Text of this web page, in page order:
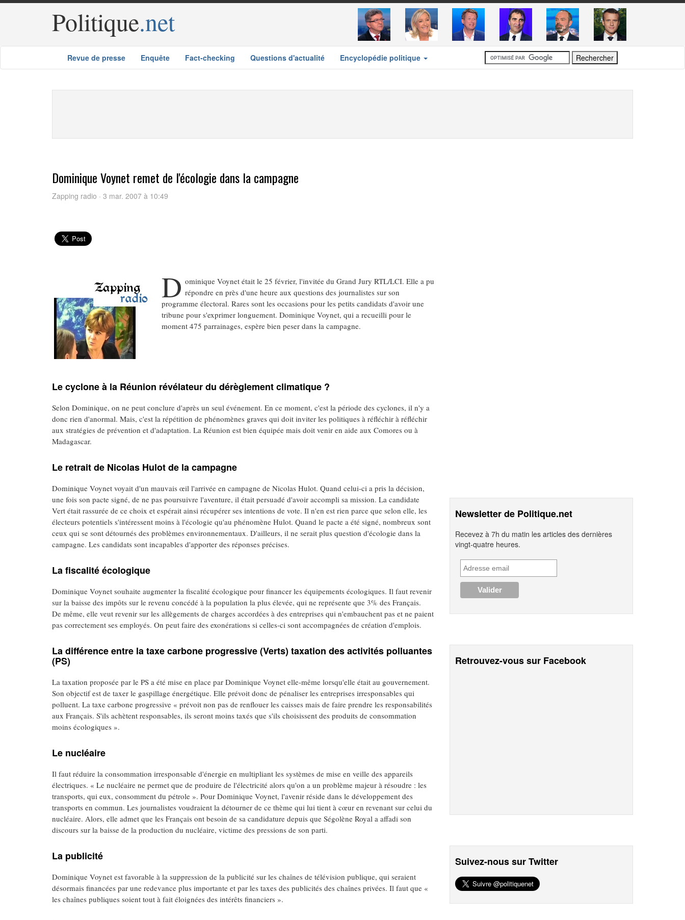
Politique.net
Revue de presse Enquête Fact-checking Questions d'actualité Encyclopédie politique
Dominique Voynet remet de l'écologie dans la campagne
Zapping radio · 3 mar. 2007 à 10:49
D ominique Voynet était le 25 février, l'invitée du Grand Jury RTL/LCI. Elle a pu
répondre en près d'une heure aux questions des journalistes sur son
programme électoral. Rares sont les occasions pour les petits candidats d'avoir une
tribune pour s'exprimer longuement. Dominique Voynet, qui a recueilli pour le
moment 475 parrainages, espère bien peser dans la campagne.
Le cyclone à la Réunion révélateur du dérèglement climatique ?
Selon Dominique, on ne peut conclure d'après un seul événement. En ce moment, c'est la période des cyclones, il n'y a
donc rien d'anormal. Mais, c'est la répétition de phénomènes graves qui doit inviter les politiques à réfléchir à réfléchir
aux stratégies de prévention et d'adaptation. La Réunion est bien équipée mais doit venir en aide aux Comores ou à
Madagascar.
Le retrait de Nicolas Hulot de la campagne
Dominique Voynet voyait d'un mauvais œil l'arrivée en campagne de Nicolas Hulot. Quand celui-ci a pris la décision,
une fois son pacte signé, de ne pas poursuivre l'aventure, il était persuadé d'avoir accompli sa mission. La candidate
Vert était rassurée de ce choix et espérait ainsi récupérer ses intentions de vote. Il n'en est rien parce que selon elle, les
électeurs potentiels s'intéressent moins à l'écologie qu'au phénomène Hulot. Quand le pacte a été signé, nombreux sont
ceux qui se sont détournés des problèmes environnementaux. D'ailleurs, il ne serait plus question d'écologie dans la
campagne. Les candidats sont incapables d'apporter des réponses précises.
La fiscalité écologique
Dominique Voynet souhaite augmenter la fiscalité écologique pour financer les équipements écologiques. Il faut revenir
sur la baisse des impôts sur le revenu concédé à la population la plus élevée, qui ne représente que 3% des Français.
De même, elle veut revenir sur les allègements de charges accordées à des entreprises qui n'embauchent pas et ne paient
pas correctement ses employés. On peut faire des exonérations si celles-ci sont accompagnées de création d'emplois.
La différence entre la taxe carbone progressive (Verts) taxation des activités polluantes
(PS)
La taxation proposée par le PS a été mise en place par Dominique Voynet elle-même lorsqu'elle était au gouvernement.
Son objectif est de taxer le gaspillage énergétique. Elle prévoit donc de pénaliser les entreprises irresponsables qui
polluent. La taxe carbone progressive « prévoit non pas de renflouer les caisses mais de faire prendre les responsabilités
aux Français. S'ils achètent responsables, ils seront moins taxés que s'ils choisissent des produits de consommation
moins écologiques ».
Le nucléaire
Il faut réduire la consommation irresponsable d'énergie en multipliant les systèmes de mise en veille des appareils
électriques. « Le nucléaire ne permet que de produire de l'électricité alors qu'on a un problème majeur à résoudre : les
transports, qui eux, consomment du pétrole ». Pour Dominique Voynet, l'avenir réside dans le développement des
transports en commun. Les journalistes voudraient la détourner de ce thème qui lui tient à cœur en revenant sur celui du
nucléaire. Alors, elle admet que les Français ont besoin de sa candidature depuis que Ségolène Royal a affadi son
discours sur la baisse de la production du nucléaire, victime des pressions de son parti.
La publicité
Dominique Voynet est favorable à la suppression de la publicité sur les chaînes de télévision publique, qui seraient
désormais financées par une redevance plus importante et par les taxes des publicités des chaînes privées. Il faut que «
les chaînes publiques soient tout à fait éloignées des intérêts financiers ».
Newsletter de Politique.net
Recevez à 7h du matin les articles des dernières
vingt-quatre heures.
Retrouvez-vous sur Facebook
Suivez-nous sur Twitter